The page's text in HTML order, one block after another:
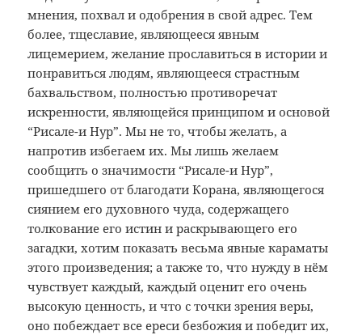
мнения, похвал и одобрения в свой адрес. Тем
более, тщеславие, являющееся явным
лицемерием, желание прославиться в истории и
понравиться людям, являющееся страстным
бахвальством, полностью противоречат
искренности, являющейся принципом и основой
“Рисале-и Нур”. Мы не то, чтобы желать, а
напротив избегаем их. Мы лишь желаем
сообщить о значимости “Рисале-и Нур”,
пришедшего от благодати Корана, являющегося
сиянием его духовного чуда, содержащего
толкование его истин и раскрывающего его
загадки, хотим показать весьма явные караматы
этого произведения; а также то, что нужду в нём
чувствует каждый, каждый оценит его очень
высокую ценность, и что с точки зрения веры,
оно побеждает все ереси безбожия и победит их,